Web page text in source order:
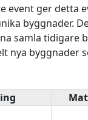
event ger detta
byggnader.
samla tidigare
nya byggnader